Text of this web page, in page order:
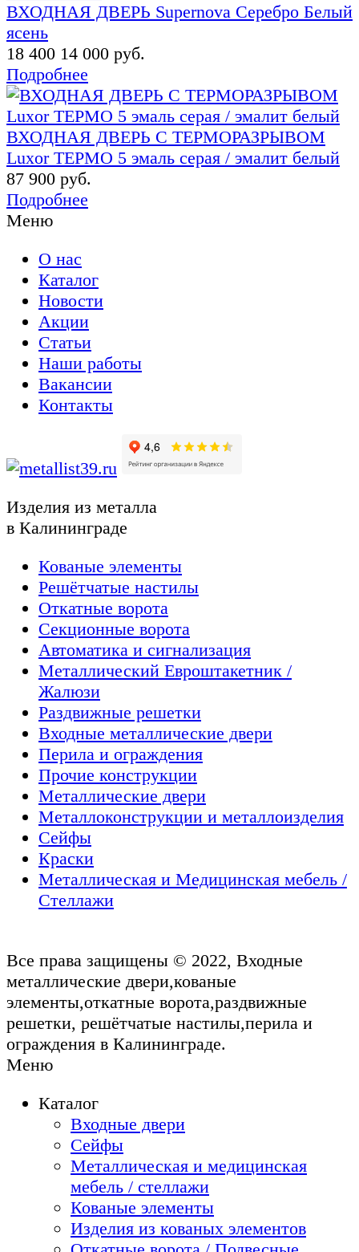
ВХОДНАЯ ДВЕРЬ Supernova Серебро Белый
ясень
18 400 14 000 руб.
Подробнее
ВХОДНАЯ ДВЕРЬ С ТЕРМОРАЗРЫВОМ
Luxor ТЕРМО 5 эмаль серая / эмалит белый
87 900 руб.
Подробнее
Меню
О нас
Каталог
Новости
Акции
Статьи
Наши работы
Вакансии
Контакты
Изделия из металла
в Калининграде
Кованые элементы
Решётчатые настилы
Откатные ворота
Секционные ворота
Автоматика и сигнализация
Металлический Евроштакетник /
Жалюзи
Раздвижные решетки
Входные металлические двери
Перила и ограждения
Прочие конструкции
Металлические двери
Металлоконструкции и металлоизделия
Сейфы
Краски
Металлическая и Медицинская мебель /
Стеллажи
Все права защищены © 2022, Входные
металлические двери,кованые
элементы,откатные ворота,раздвижные
решетки, решётчатые настилы,перила и
ограждения в Калининграде.
Меню
Каталог
Входные двери
Сейфы
Металлическая и медицинская
мебель / стеллажи
Кованые элементы
Изделия из кованых элементов